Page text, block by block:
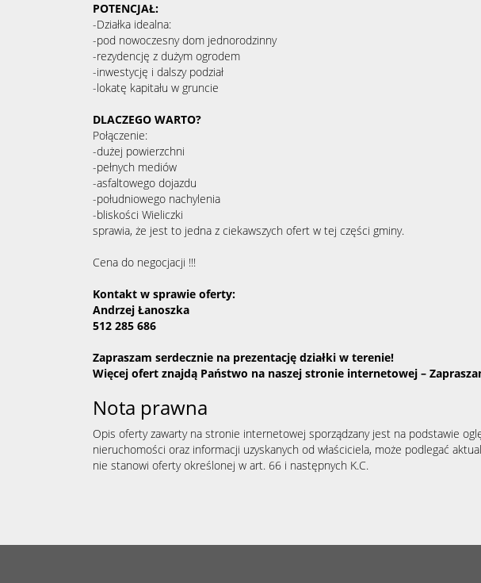
POTENCJAŁ:
-Działka idealna:
-pod nowoczesny dom jednorodzinny
-rezydencję z dużym ogrodem
-inwestycję i dalszy podział
-lokatę kapitału w gruncie
DLACZEGO WARTO?
Połączenie:
-dużej powierzchni
-pełnych mediów
-asfaltowego dojazdu
-południowego nachylenia
-bliskości Wieliczki
sprawia, że jest to jedna z ciekawszych ofert w tej części gminy.
Cena do negocjacji !!!
Kontakt w sprawie oferty:
Andrzej Łanoszka
512 285 686
Zapraszam serdecznie na prezentację działki w terenie!
Więcej ofert znajdą Państwo na naszej stronie internetowej –
Nota prawna
Opis oferty zawarty na stronie internetowej sporządzany jest na podstawie
nieruchomości oraz informacji uzyskanych od właściciela, może podlegać
nie stanowi oferty określonej w art. 66 i następnych K.C.